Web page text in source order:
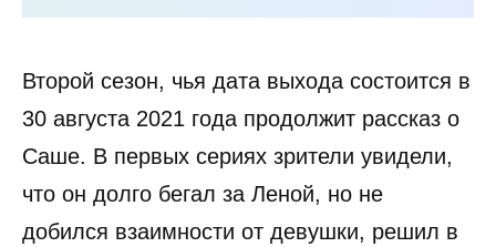
Второй сезон, чья дата выхода состоится в
30 августа 2021 года продолжит рассказ о
Саше. В первых сериях зрители увидели,
что он долго бегал за Леной, но не
добился взаимности от девушки, решил в